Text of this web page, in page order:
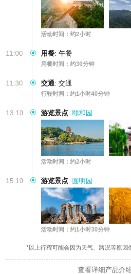
活动时间：约2小时
11:00 用餐: 午餐
用餐时间：约30分钟
11:30 交通: 交通
行驶时间：约1小时40分钟
13:10 游览景点: 颐和园
活动时间：约2小时
15:10 游览景点: 圆明园
活动时间：约1小时30分钟
*以上行程可能会因为天气、路况等原因
查看详细产品介